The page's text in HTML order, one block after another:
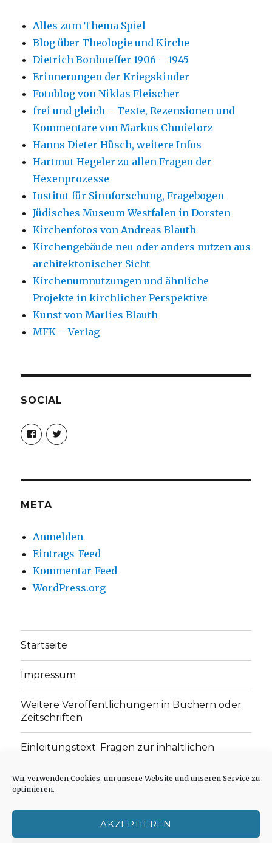
Wir verwenden Cookies, um unsere Website und unseren Service zu
optimieren.
AKZEPTIEREN
Alles zum Thema Spiel
Blog über Theologie und Kirche
Dietrich Bonhoeffer 1906 – 1945
Erinnerungen der Kriegskinder
Fotoblog von Niklas Fleischer
frei und gleich – Texte, Rezensionen und
Kommentare von Markus Chmielorz
Hanns Dieter Hüsch, weitere Infos
Hartmut Hegeler zu allen Fragen der
Hexenprozesse
Institut für Sinnforschung, Fragebogen
Jüdisches Museum Westfalen in Dorsten
Kirchenfotos von Andreas Blauth
Kirchengebäude neu oder anders nutzen aus
architektonischer Sicht
Kirchenumnutzungen und ähnliche
Projekte in kirchlicher Perspektive
Kunst von Marlies Blauth
MFK – Verlag
SOCIAL
Profil
von
christoph.fleischer1
anzeigen
Profil
von
ChristophFl
anzeigen
META
Anmelden
Eintrags-Feed
Kommentar-Feed
WordPress.org
Startseite
Impressum
Weitere Veröffentlichungen in Büchern oder
Zeitschriften
Einleitungstext: Fragen zur inhaltlichen
„schwachen Glaubens“